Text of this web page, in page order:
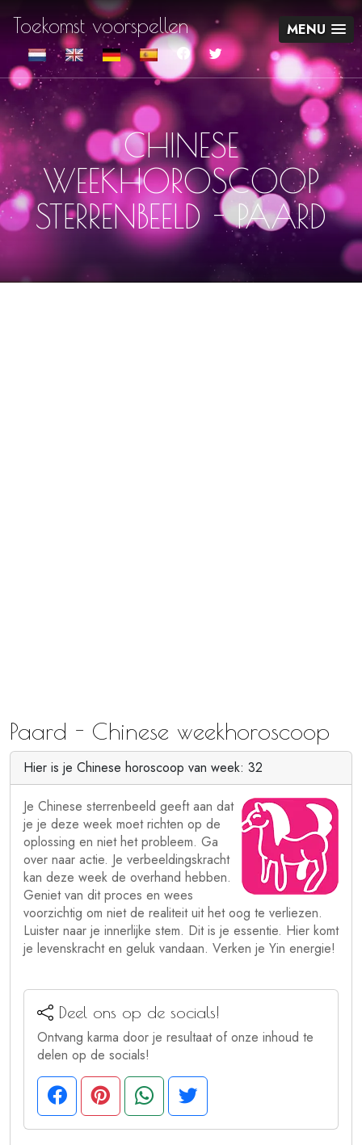
Toekomst voorspellen MENU
CHINESE
WEEKHOROSCOOP
STERRENBEELD - PAARD
Paard - Chinese weekhoroscoop
Hier is je Chinese horoscoop van week: 32
Je Chinese sterrenbeeld geeft aan dat
je je deze week moet richten op de
oplossing en niet het probleem. Ga
over naar actie. Je verbeeldingskracht
kan deze week de overhand hebben.
Geniet van dit proces en wees
voorzichtig om niet de realiteit uit het oog te verliezen.
Luister naar je innerlijke stem. Dit is je essentie. Hier komt
je levenskracht en geluk vandaan. Verken je Yin energie!
Deel ons op de socials!
Ontvang karma door je resultaat of onze inhoud te
delen op de socials!